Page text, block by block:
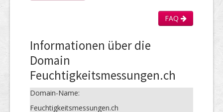
FAQ
Informationen über die
Domain
Feuchtigkeitsmessungen.ch
Domain-Name:
Feuchtigkeitsmessungen.ch